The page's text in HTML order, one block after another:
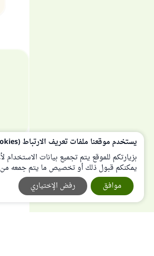
يستخدم موقعنا ملفات تعريف الارتباط (Cookies)
بزيارتكم للموقع يتم تجميع بيانات
يمكنكم قبول ذلك أو تخصيص ما يتم جمعه من
رفض الإختياري موافق